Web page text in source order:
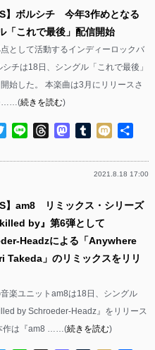
】ボルシチ 今年3作めとなる
「これで最後」配信開始
として活動するインディーロックバ
シチは18日、シングル「これで最後」
始した。 本楽曲は3月にリリースさ
……(続きを読む)
TwitterLine ThreadsMastodon
Tumblr
Mixi
2021.8.18 17:00
】am8 リミックス・シリーズ
killed by』第6弾として
Headzによる「Anywhere
Takeda」のリミックスをリリ
楽ユニットam8は18日、シングル
by Schroeder-Headz』をリリース
作は『am8 ……(続きを読む)